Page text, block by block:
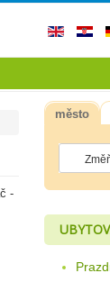
-
město